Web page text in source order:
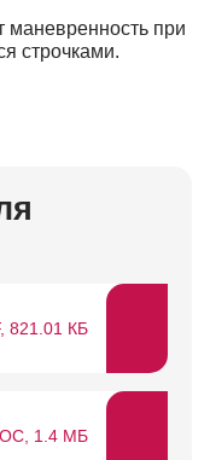
маневренность при
строчками.
821.01 КБ
1.4 МБ